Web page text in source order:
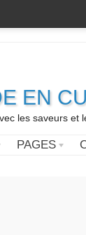
EN
les saveurs et
PAGES